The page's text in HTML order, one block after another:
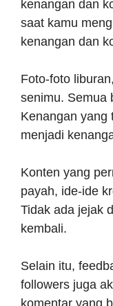
kenangan dan
saat kamu
kenangan dan
Foto-foto
senimu. Semua
Kenangan yang
menjadi
Konten yang
payah, ide-ide
Tidak ada jejak
kembali.
Selain itu,
followers juga
komentar yang